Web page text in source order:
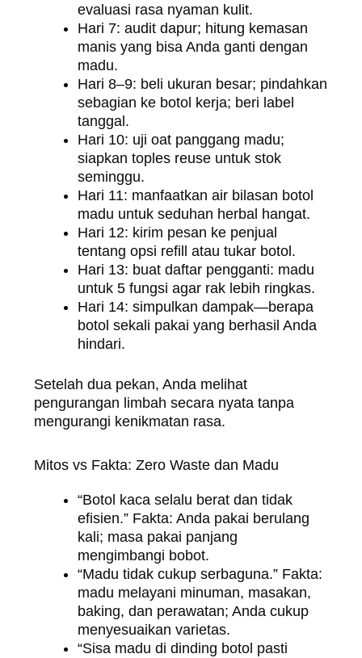
evaluasi rasa nyaman kulit.
Hari 7: audit dapur; hitung kemasan
manis yang bisa Anda ganti dengan
madu.
Hari 8–9: beli ukuran besar; pindahkan
sebagian ke botol kerja; beri label
tanggal.
Hari 10: uji oat panggang madu;
siapkan toples reuse untuk stok
seminggu.
Hari 11: manfaatkan air bilasan botol
madu untuk seduhan herbal hangat.
Hari 12: kirim pesan ke penjual
tentang opsi refill atau tukar botol.
Hari 13: buat daftar pengganti: madu
untuk 5 fungsi agar rak lebih ringkas.
Hari 14: simpulkan dampak—berapa
botol sekali pakai yang berhasil Anda
hindari.
Setelah dua pekan, Anda melihat
pengurangan limbah secara nyata tanpa
mengurangi kenikmatan rasa.
Mitos vs Fakta: Zero Waste dan Madu
“Botol kaca selalu berat dan tidak
efisien.” Fakta: Anda pakai berulang
kali; masa pakai panjang
mengimbangi bobot.
“Madu tidak cukup serbaguna.” Fakta:
madu melayani minuman, masakan,
baking, dan perawatan; Anda cukup
menyesuaikan varietas.
“Sisa madu di dinding botol pasti